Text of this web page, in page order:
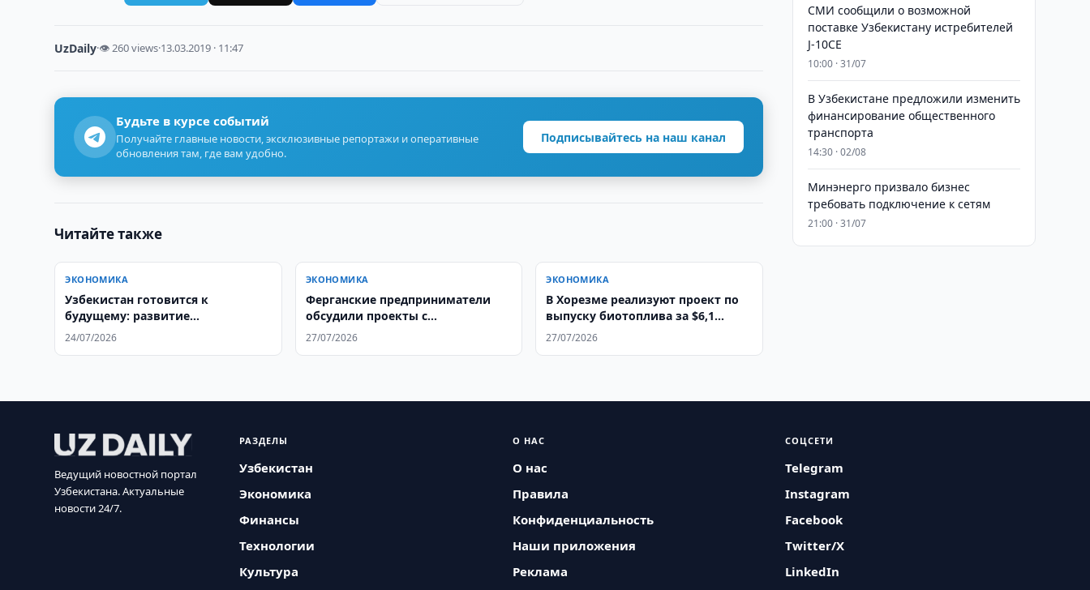
UzDaily·👁 260 views·13.03.2019 · 11:47
Будьте в курсе событий
Получайте главные новости, эксклюзивные репортажи и оперативные
обновления там, где вам удобно.
Подписывайтесь на наш канал
Читайте также
ЭКОНОМИКА
Узбекистан готовится к
будущему: развитие
человеческого капитала и рынка
24/07/2026
ЭКОНОМИКА
Ферганские предприниматели
обсудили проекты с
Афганистаном
27/07/2026
ЭКОНОМИКА
В Хорезме реализуют проект по
выпуску биотоплива за $6,1
млрд.
27/07/2026
СМИ сообщили о возможной
поставке Узбекистану истребителей
J-10CE
10:00 · 31/07
В Узбекистане предложили изменить
финансирование общественного
транспорта
14:30 · 02/08
Минэнерго призвало бизнес
требовать подключение к сетям
21:00 · 31/07
Ведущий новостной портал
Узбекистана. Актуальные
новости 24/7.
РАЗДЕЛЫ
Узбекистан
Экономика
Финансы
Технологии
Культура
О НАС
О нас
Правила
Конфиденциальность
Наши приложения
Реклама
СОЦСЕТИ
Telegram
Instagram
Facebook
Twitter/X
LinkedIn